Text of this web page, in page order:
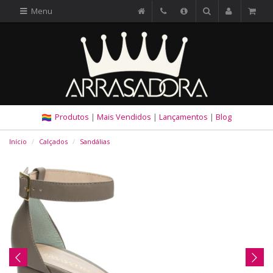
Menu
Produtos | Mais Vendidos | Lançamentos | Blog
Início Calçados Sandálias